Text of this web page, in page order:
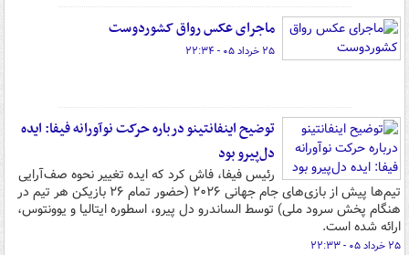
ماجرای عکس رواق کشوردوست
۲۵ خرداد ۰۵ - ۲۲:۳۴
توضیح اینفانتینو درباره حرکت نوآورانه فیفا: ایده
دل‌پیرو بود
رئیس فیفا، فاش کرد که ایده تغییر نحوه صف‌آرایی
تیم‌ها پیش از بازی‌های جام جهانی ۲۰۲۶ (حضور تمام ۲۶ بازیکن هر تیم در
هنگام پخش سرود ملی) توسط الساندرو دل پیرو، اسطوره ایتالیا و یوونتوس،
ارائه شده است.
۲۵ خرداد ۰۵ - ۲۲:۳۳